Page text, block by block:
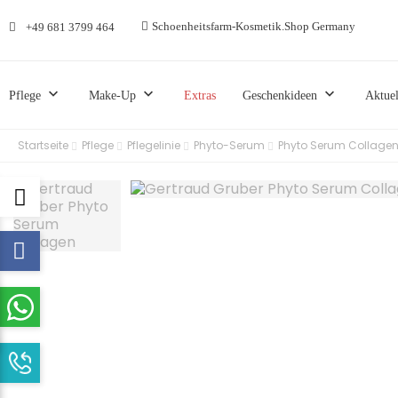
+49 681 3799 464 Schoenheitsfarm-Kosmetik.Shop Germany
Pflege keyboard_arrow_down Make-Up keyboard_arrow_down Extras Geschenkideen keyboard_arrow_down
Startseite Pflege Pflegelinie Phyto-Serum Phyto Serum Collagen